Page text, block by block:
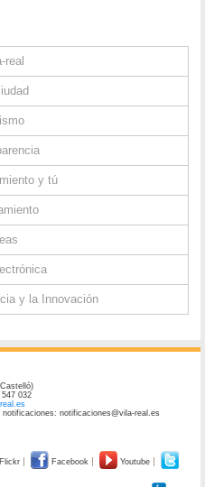
real
y tú
y la Innovación
032
notificaciones@vila-real.es
Flickr Facebook Youtube